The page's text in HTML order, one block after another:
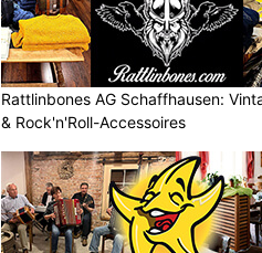
Rattlinbones AG Schaffhausen:
& Rock'n'Roll-Accessoires